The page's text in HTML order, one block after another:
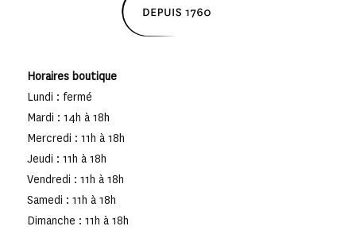
Horaires boutique
Lundi : fermé
Mardi : 14h à 18h
Mercredi : 11h à 18h
Jeudi : 11h à 18h
Vendredi : 11h à 18h
Samedi : 11h à 18h
Dimanche : 11h à 18h